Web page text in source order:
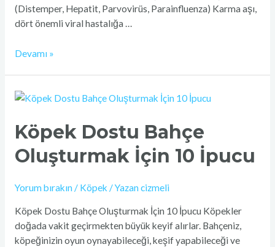
(Distemper, Hepatit, Parvovirüs, Parainfluenza) Karma aşı,
dört önemli viral hastalığa …
Devamı »
Köpek Dostu Bahçe
Oluşturmak İçin 10 İpucu
Yorum bırakın / Köpek / Yazan cizmeli
Köpek Dostu Bahçe Oluşturmak İçin 10 İpucu Köpekler
doğada vakit geçirmekten büyük keyif alırlar. Bahçeniz,
köpeğinizin oyun oynayabileceği, keşif yapabileceği ve
Köpek
Bahçe
Oluşturmak
İçin
İpucu